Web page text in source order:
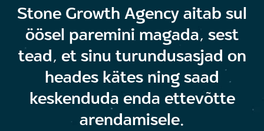
Stone Growth Agency aitab sul
öösel paremini magada, sest
tead, et sinu turundusasjad on
heades kätes ning saad
keskenduda enda ettevõtte
arendamisele.